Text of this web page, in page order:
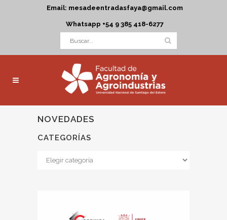
Email: mesadeentradasfaya@gmail.com
Whatsapp +54 9 385 418-6277
NOVEDADES
CATEGORÍAS
Categorías